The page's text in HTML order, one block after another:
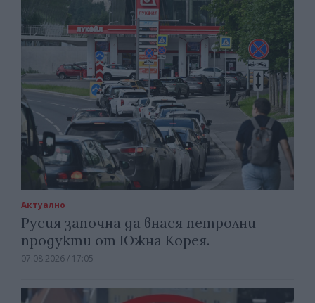
Актуално
Русия започна да внася петролни
продукти от Южна Корея.
07.08.2026 / 17:05